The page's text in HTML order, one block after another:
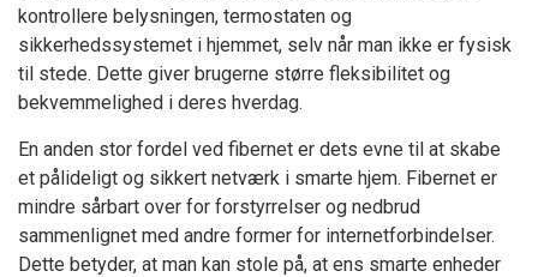
kontrollere belysningen, termostaten og
sikkerhedssystemet i hjemmet, selv når man ikke er fysisk
til stede. Dette giver brugerne større fleksibilitet og
bekvemmelighed i deres hverdag.
En anden stor fordel ved fibernet er dets evne til at skabe
et pålideligt og sikkert netværk i smarte hjem. Fibernet er
mindre sårbart over for forstyrrelser og nedbrud
sammenlignet med andre former for internetforbindelser.
Dette betyder, at man kan stole på, at ens smarte enheder